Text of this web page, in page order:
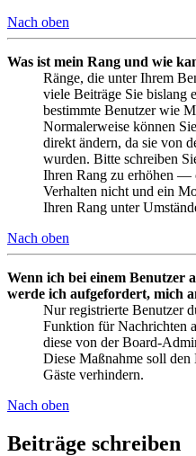
Nach oben
Was ist mein Rang und wie
Ränge, die unter Ihrem
viele Beiträge Sie bislang
bestimmte Benutzer wie
Normalerweise können
direkt ändern, da sie von
wurden. Bitte schreiben
Ihren Rang zu erhöhen —
Verhalten nicht und ein
Ihren Rang unter
Nach oben
Wenn ich bei einem
werde ich aufgefordert, mich
Nur registrierte Benutzer
Funktion für Nachrichten
diese von der Board-
Diese Maßnahme soll den
Gäste verhindern.
Nach oben
Beiträge schreiben